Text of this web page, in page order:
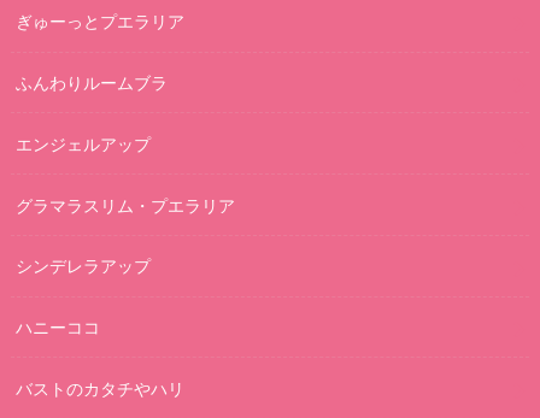
ぎゅーっとプエラリア
ふんわりルームブラ
エンジェルアップ
グラマラスリム・プエラリア
シンデレラアップ
ハニーココ
バストのカタチやハリ